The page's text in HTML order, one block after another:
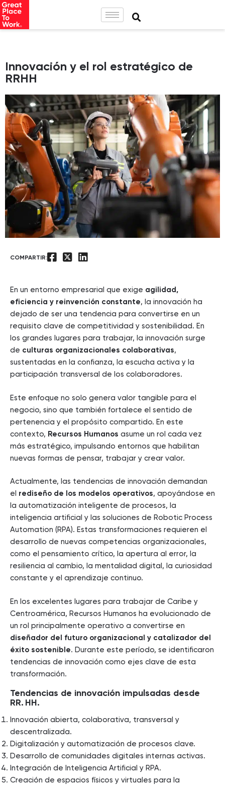
Innovación y el rol estratégico de
RRHH
COMPARTIR:
En un entorno empresarial que exige agilidad,
eficiencia y reinvención constante, la innovación ha
dejado de ser una tendencia para convertirse en un
requisito clave de competitividad y sostenibilidad. En
los grandes lugares para trabajar, la innovación surge
de culturas organizacionales colaborativas,
sustentadas en la confianza, la escucha activa y la
participación transversal de los colaboradores.
Este enfoque no solo genera valor tangible para el
negocio, sino que también fortalece el sentido de
pertenencia y el propósito compartido. En este
contexto, Recursos Humanos asume un rol cada vez
más estratégico, impulsando entornos que habilitan
nuevas formas de pensar, trabajar y crear valor.
Actualmente, las tendencias de innovación demandan
el rediseño de los modelos operativos, apoyándose en
la automatización inteligente de procesos, la
inteligencia artificial y las soluciones de Robotic Process
Automation (RPA). Estas transformaciones requieren el
desarrollo de nuevas competencias organizacionales,
como el pensamiento crítico, la apertura al error, la
resiliencia al cambio, la mentalidad digital, la curiosidad
constante y el aprendizaje continuo.
En los excelentes lugares para trabajar de Caribe y
Centroamérica, Recursos Humanos ha evolucionado de
un rol principalmente operativo a convertirse en
diseñador del futuro organizacional y catalizador del
éxito sostenible. Durante este período, se identificaron
tendencias de innovación como ejes clave de esta
transformación.
Tendencias de innovación impulsadas desde
RR. HH.
Innovación abierta, colaborativa, transversal y
descentralizada.
Digitalización y automatización de procesos clave.
Desarrollo de comunidades digitales internas activas.
Integración de Inteligencia Artificial y RPA.
Creación de espacios físicos y virtuales para la